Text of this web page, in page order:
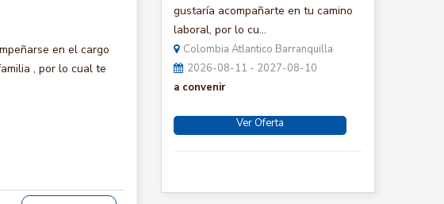
en el cargo
, por lo cual te
gustaría acompañarte en tu camino
laboral, por lo cu...
Colombia Atlantico Barranquilla
2026-08-11 - 2027-08-10
a convenir
Ver Oferta